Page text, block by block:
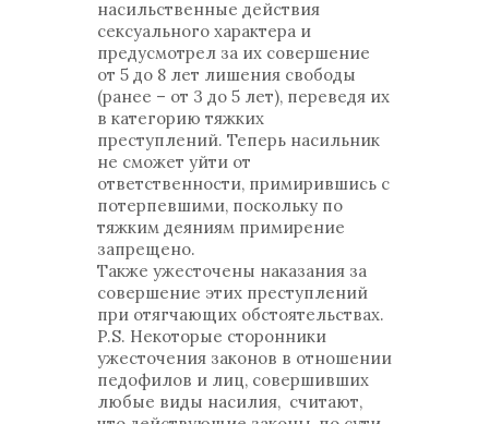
насильственные действия
сексуального характера и
предусмотрел за их совершение
от 5 до 8 лет лишения свободы
(ранее – от 3 до 5 лет), переведя их
в категорию тяжких
преступлений. Теперь насильник
не сможет уйти от
ответственности, примирившись с
потерпевшими, поскольку по
тяжким деяниям примирение
запрещено.
Также ужесточены наказания за
совершение этих преступлений
при отягчающих обстоятельствах.
P.S. Некоторые сторонники
ужесточения законов в отношении
педофилов и лиц, совершивших
любые виды насилия, считают,